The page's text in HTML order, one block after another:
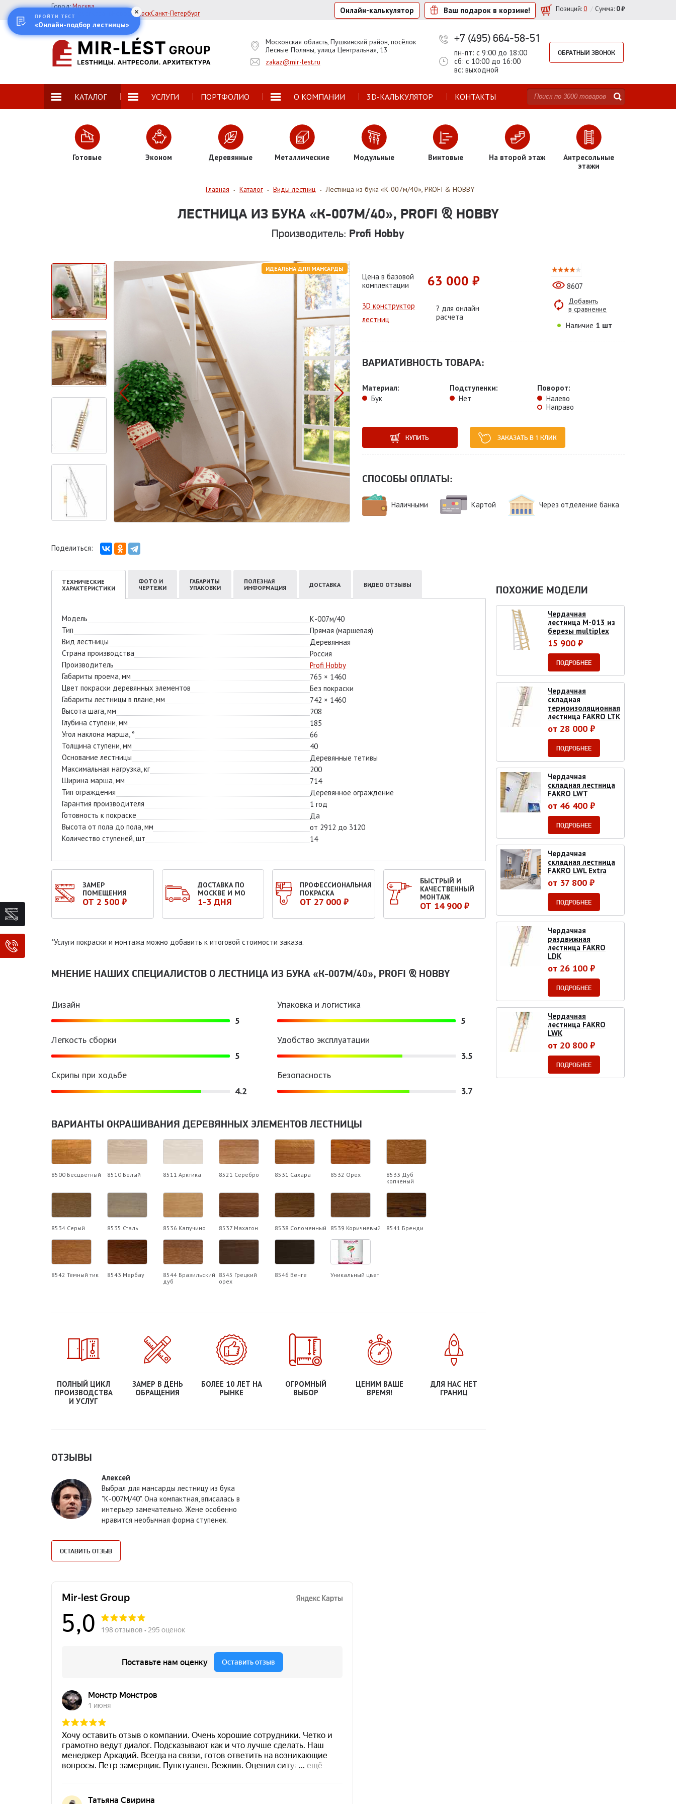
Город:Москва
Екатеринбург
НовосибирскСанкт-Петербург Онлайн-калькулятор Ваш подарок в корзине! Позиций:0 / Сумма: 0 ₽
Московская область, Пушкинский район, посёлок
Лесные Поляны, улица Центральная, 13
zakaz@mir-lest.ru
+7 (495) 664-58-51
пн-пт: с 9:00 до 18:00
сб: с 10:00 до 16:00
вс: выходной
ОБРАТНЫЙ ЗВОНОК
КАТАЛОГ УСЛУГИ ПОРТФОЛИО О КОМПАНИИ 3D-КАЛЬКУЛЯТОР КОНТАКТЫ
Готовые Эконом Деревянные Металлические Модульные Винтовые На второй этаж
Антресольные
этажи
Главная - Каталог - Виды лестниц - Лестница из бука «К-007м/40», PROFI & HOBBY
ЛЕСТНИЦА ИЗ БУКА «К-007М/40», PROFI & HOBBY
Производитель: Profi Hobby
ИДЕАЛЬНА ДЛЯ МАНСАРДЫ
Цена в базовой
комплектации
63 000 ₽
3D конструктор
лестниц
? для онлайн
расчета
8607
Добавить
в сравнение
Наличие 1 шт
ВАРИАТИВНОСТЬ ТОВАРА:
Материал:
Бук
Подступенки:
Нет
Поворот:
Налево
Направо
КУПИТЬ ЗАКАЗАТЬ В 1 КЛИК
СПОСОБЫ ОПЛАТЫ:
Наличными Картой Через отделение банка
Поделиться:
ТЕХНИЧЕСКИЕ
ХАРАКТЕРИСТИКИ
Модель
К-007м/40
Тип
Прямая (маршевая)
Вид лестницы
Деревянная
Страна производства
Россия
Производитель
Profi Hobby
Габариты проема, мм
765 × 1460
Цвет покраски деревянных элементов
Без покраски
Габариты лестницы в плане, мм
742 × 1460
Высота шага, мм
208
Глубина ступени, мм
185
Угол наклона марша, °
66
Толщина ступени, мм
40
Основание лестницы
Деревянные тетивы
Максимальная нагрузка, кг
200
Ширина марша, мм
714
Тип ограждения
Деревянное ограждение
Гарантия производителя
1 год
Готовность к покраске
Да
Высота от пола до пола, мм
от 2912 до 3120
Количество ступеней, шт
14
ФОТО И
ЧЕРТЕЖИ
ГАБАРИТЫ
УПАКОВКИ
ПОЛЕЗНАЯ
ИНФОРМАЦИЯ
ДОСТАВКА ВИДЕО ОТЗЫВЫ
ЗАМЕР
ПОМЕЩЕНИЯ
ОТ 2 500 ₽
ДОСТАВКА ПО
МОСКВЕ И МО
1-3 ДНЯ
ПРОФЕССИОНАЛЬНАЯ
ПОКРАСКА
ОТ 27 000 ₽
БЫСТРЫЙ И
КАЧЕСТВЕННЫЙ
МОНТАЖ
ОТ 14 900 ₽
*Услуги покраски и монтажа можно добавить к итоговой стоимости заказа.
МНЕНИЕ НАШИХ СПЕЦИАЛИСТОВ O ЛЕСТНИЦА ИЗ БУКА «К-007М/40», PROFI & HOBBY
Дизайн
5
Упаковка и логистика
5
Легкость сборки
5
Удобство эксплуатации
3.5
Скрипы при ходьбе
4.2
Безопасность
3.7
ВАРИАНТЫ ОКРАШИВАНИЯ ДЕРЕВЯННЫХ ЭЛЕМЕНТОВ ЛЕСТНИЦЫ
8500 Бесцветный 8510 Белый 8511 Арктика 8521 Серебро 8531 Сахара 8532 Орех
8533 Дуб
копченый
8534 Серый 8535 Сталь 8536 Капучино 8537 Махагон 8538 Соломенный 8539 Коричневый 8541 Бренди
8542 Темный тик 8543 Мербау
8544 Бразильский
дуб
8545 Грецкий
орех
8546 Венге Уникальный цвет
ПОЛНЫЙ ЦИКЛ
ПРОИЗВОДСТВА
И УСЛУГ
ЗАМЕР В ДЕНЬ
ОБРАЩЕНИЯ
БОЛЕЕ 10 ЛЕТ НА
РЫНКЕ
ОГРОМНЫЙ
ВЫБОР
ЦЕНИМ ВАШЕ
ВРЕМЯ!
ДЛЯ НАС НЕТ
ГРАНИЦ
ОТЗЫВЫ
Алексей
Выбрал для мансарды лестницу из бука
"К-007М/40". Она компактная, вписалась в
интерьер замечательно. Жене особенно
нравится необычная форма ступенек.
ОСТАВИТЬ ОТЗЫВ
ПОХОЖИЕ МОДЕЛИ
Чердачная
лестница М-013 из
березы multiplex
15 900 ₽
ПОДРОБНЕЕ
Чердачная
складная
термоизоляционная
лестница FAKRO LTK
от 28 000 ₽
ПОДРОБНЕЕ
Чердачная
складная лестница
FAKRO LWT
от 46 400 ₽
ПОДРОБНЕЕ
Чердачная
складная лестница
FAKRO LWL Extra
от 37 800 ₽
ПОДРОБНЕЕ
Чердачная
раздвижная
лестница FAKRO
LDK
от 26 100 ₽
ПОДРОБНЕЕ
Чердачная
лестница FAKRO
LWK
от 20 800 ₽
ПОДРОБНЕЕ
ПРОЙТИ ТЕСТ
«Онлайн-подбор лестницы»